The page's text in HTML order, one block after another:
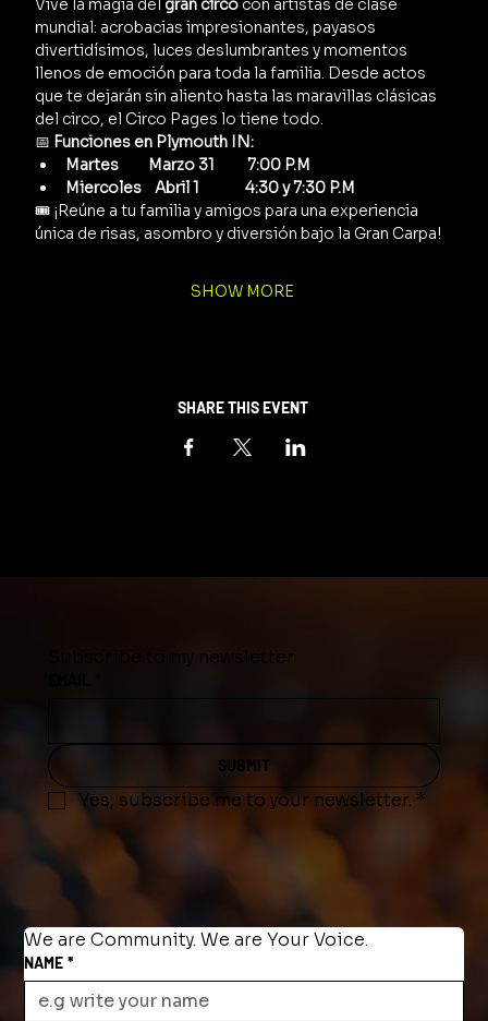
Vive la magia del gran circo con artistas de clase
mundial: acrobacias impresionantes, payasos
divertidísimos, luces deslumbrantes y momentos
llenos de emoción para toda la familia. Desde actos
que te dejarán sin aliento hasta las maravillas clásicas
del circo, el Circo Pages lo tiene todo.
📅 Funciones en Plymouth IN:
Martes         Marzo 31          7:00 P.M
Miercoles    Abril 1              4:30 y 7:30 P.M
🎟️ ¡Reúne a tu familia y amigos para una experiencia
única de risas, asombro y diversión bajo la Gran Carpa!
SHOW MORE
SHARE THIS EVENT
Subscribe to my newsletter
SUBMIT
Yes, subscribe me to your newsletter. *
We are Community. We are Your Voice.
NAME *